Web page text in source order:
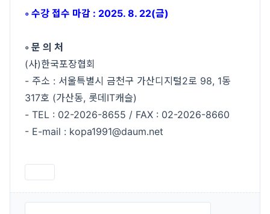
◦ 수강 접수 마감 : 2025. 8. 22(금)
◦ 문 의 처
(사)한국포장협회
- 주소 : 서울특별시 금천구 가산디지털2로 98, 1동
317호 (가산동, 롯데IT캐슬)
- TEL : 02-2026-8655 / FAX : 02-2026-8660
- E-mail : kopa1991@daum.net